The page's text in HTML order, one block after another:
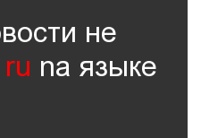
не
ru nа языке